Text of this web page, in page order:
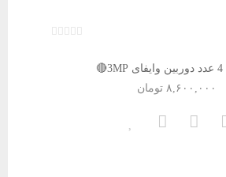
تومان۸,۶۰۰,۰۰۰